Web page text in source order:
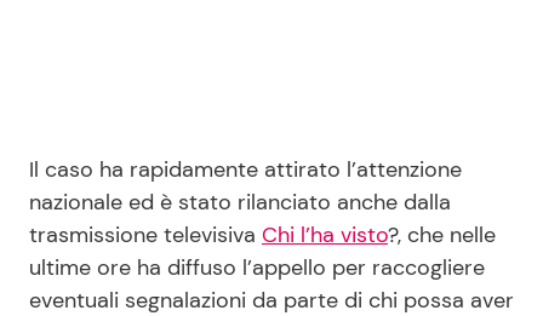
Il caso ha rapidamente attirato l’attenzione
nazionale ed è stato rilanciato anche dalla
trasmissione televisiva Chi l’ha visto?, che nelle
ultime ore ha diffuso l’appello per raccogliere
eventuali segnalazioni da parte di chi possa aver